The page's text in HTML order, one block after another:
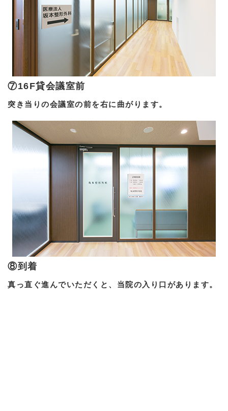
⑦16F貸会議室前
突き当りの会議室の前を右に曲がります。
⑧到着
真っ直ぐ進んでいただくと、当院の入り口があります。